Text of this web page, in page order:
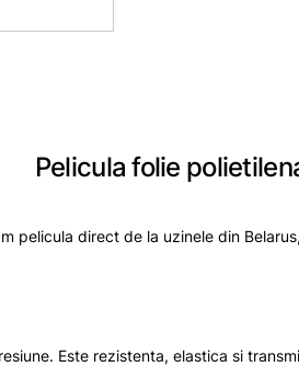
Pelicula folie
pelicula direct de la uzinele din
Este rezistenta, elastica si